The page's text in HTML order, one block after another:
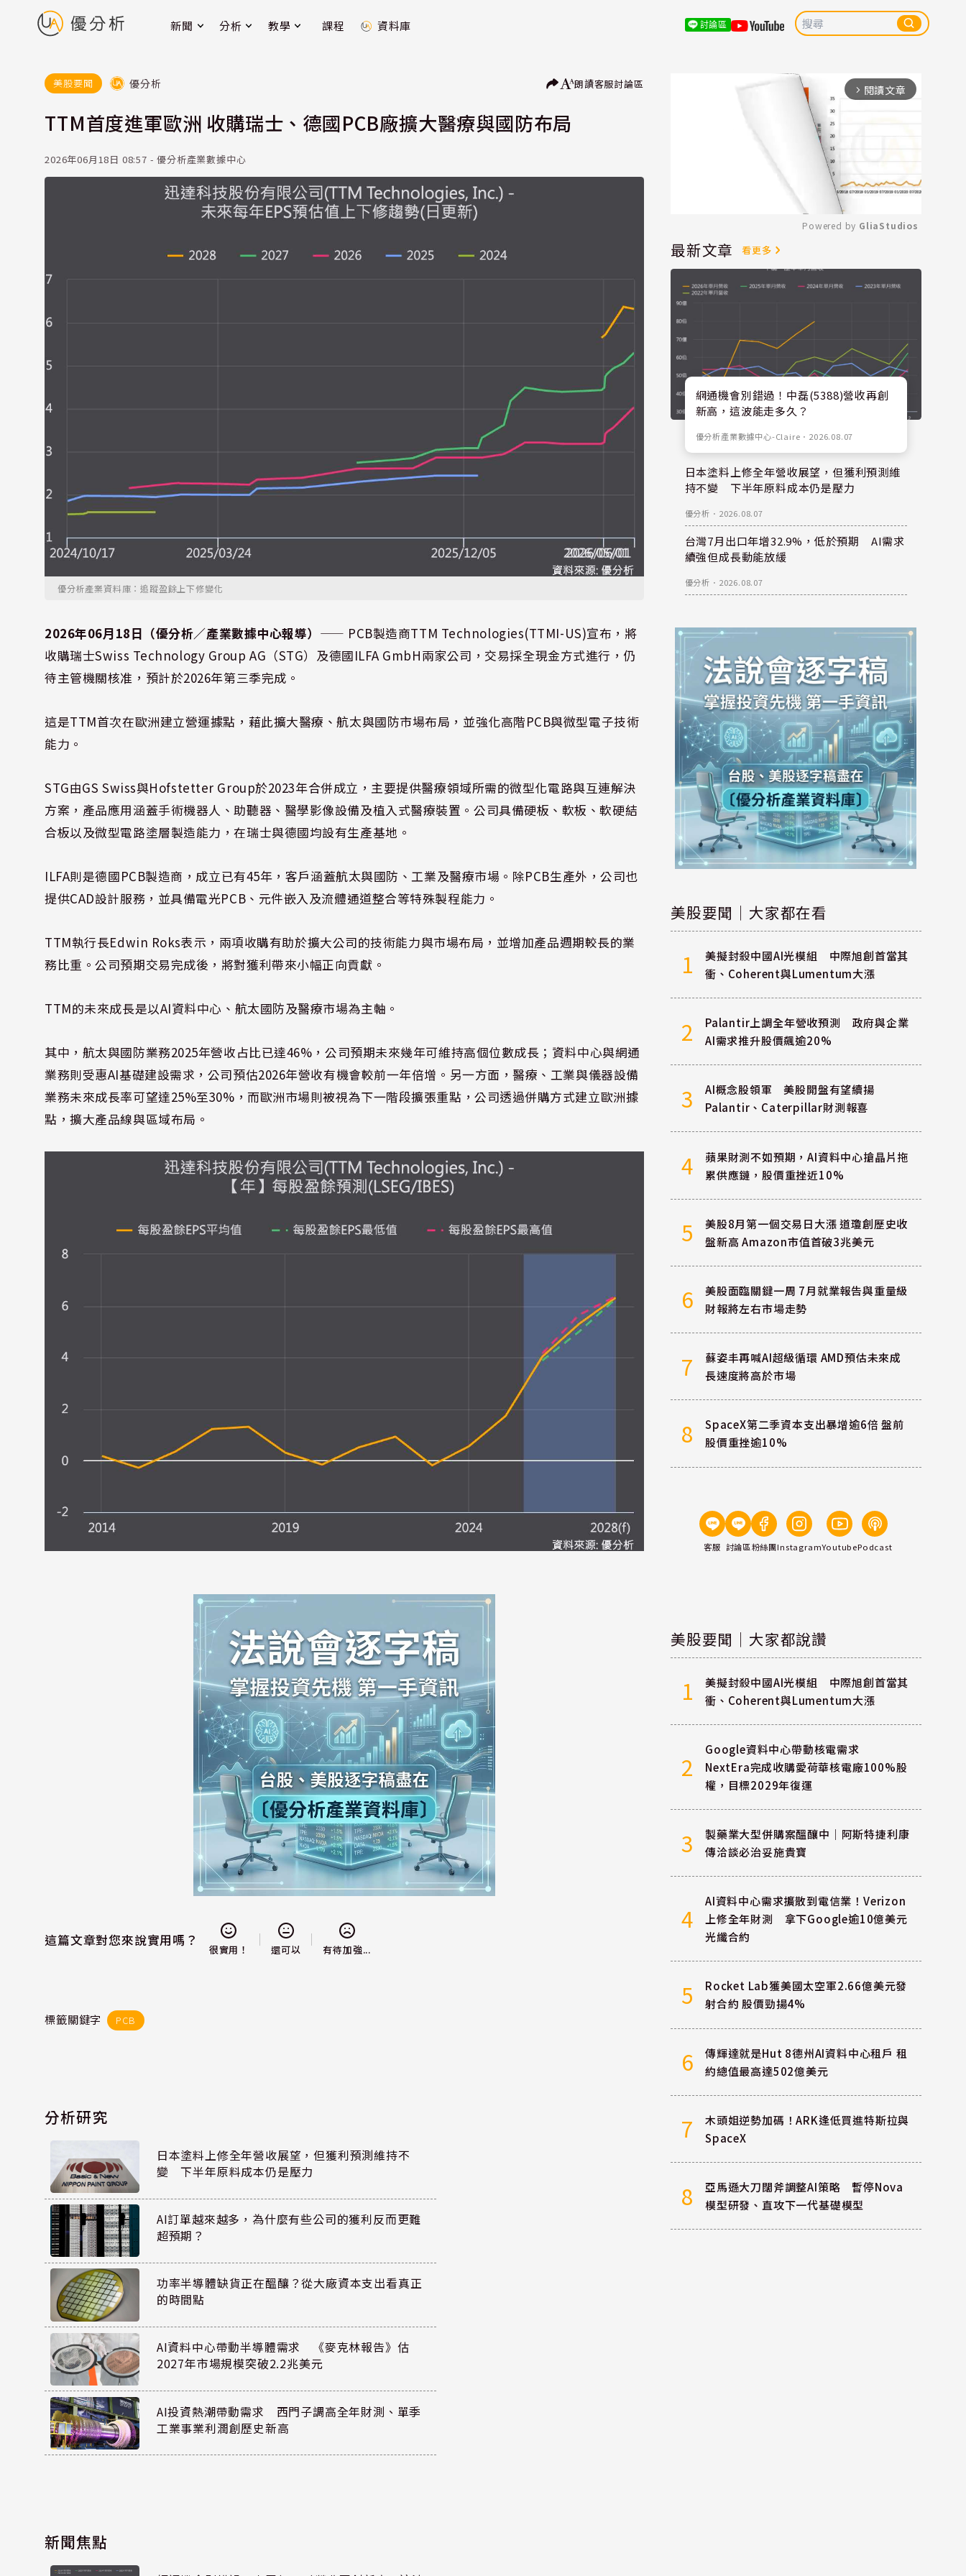
新聞 分析 教學 課程 資料庫 討論區
美股要聞 優分析 朗讀客服討論區
TTM首度進軍歐洲 收購瑞士、德國PCB廠擴大醫療與國防布局
2026年06月18日 08:57 - 優分析產業數據中心
優分析產業資料庫：追蹤盈餘上下修變化
2026年06月18日（優分析／產業數據中心報導） ⸺ PCB製造商TTM Technologies(TTMI-US)宣布，將
收購瑞士Swiss Technology Group AG（STG）及德國ILFA GmbH兩家公司，交易採全現金方式進行，仍
待主管機關核准，預計於2026年第三季完成。
這是TTM首次在歐洲建立營運據點，藉此擴大醫療、航太與國防市場布局，並強化高階PCB與微型電子技術
能力。
STG由GS Swiss與Hofstetter Group於2023年合併成立，主要提供醫療領域所需的微型化電路與互連解決
方案，產品應用涵蓋手術機器人、助聽器、醫學影像設備及植入式醫療裝置。公司具備硬板、軟板、軟硬結
合板以及微型電路塗層製造能力，在瑞士與德國均設有生產基地。
ILFA則是德國PCB製造商，成立已有45年，客戶涵蓋航太與國防、工業及醫療市場。除PCB生產外，公司也
提供CAD設計服務，並具備電光PCB、元件嵌入及流體通道整合等特殊製程能力。
TTM執行長Edwin Roks表示，兩項收購有助於擴大公司的技術能力與市場布局，並增加產品週期較長的業
務比重。公司預期交易完成後，將對獲利帶來小幅正向貢獻。
TTM的未來成長是以AI資料中心、航太國防及醫療市場為主軸。
其中，航太與國防業務2025年營收占比已達46%，公司預期未來幾年可維持高個位數成長；資料中心與網通
業務則受惠AI基礎建設需求，公司預估2026年營收有機會較前一年倍增。另一方面，醫療、工業與儀器設備
業務未來成長率可望達25%至30%，而歐洲市場則被視為下一階段擴張重點，公司透過併購方式建立歐洲據
點，擴大產品線與區域布局。
這篇文章對您來說實用嗎？
很實用！ 還可以 有待加強...
標籤關鍵字 PCB
分析研究
日本塗料上修全年營收展望，但獲利預測維持不
變 下半年原料成本仍是壓力
AI訂單越來越多，為什麼有些公司的獲利反而更難
超預期？
功率半導體缺貨正在醞釀？從大廠資本支出看真正
的時間點
AI資料中心帶動半導體需求 《麥克林報告》估
2027年市場規模突破2.2兆美元
AI投資熱潮帶動需求 西門子調高全年財測、單季
工業事業利潤創歷史新高
新聞焦點
arrow_forward_ios 閱讀文章
Mute
Powered by GliaStudios
最新文章 看更多
網通機會別錯過！中磊(5388)營收再創
新高，這波能走多久？
優分析產業數據中心-Claire ． 2026.08.07
日本塗料上修全年營收展望，但獲利預測維
持不變 下半年原料成本仍是壓力
優分析 ． 2026.08.07
台灣7月出口年增32.9%，低於預期 AI需求
續強但成長動能放緩
優分析 ． 2026.08.07
美股要聞｜大家都在看
1
美擬封殺中國AI光模組 中際旭創首當其
衝、Coherent與Lumentum大漲
2
Palantir上調全年營收預測 政府與企業
AI需求推升股價飆逾20%
3
AI概念股領軍 美股開盤有望續揚
Palantir、Caterpillar財測報喜
4
蘋果財測不如預期，AI資料中心搶晶片拖
累供應鏈，股價重挫近10%
5
美股8月第一個交易日大漲 道瓊創歷史收
盤新高 Amazon市值首破3兆美元
6
美股面臨關鍵一周 7月就業報告與重量級
財報將左右市場走勢
7
蘇姿丰再喊AI超級循環 AMD預估未來成
長速度將高於市場
8
SpaceX第二季資本支出暴增逾6倍 盤前
股價重挫逾10%
客服 討論區粉絲團InstagramYoutubePodcast
美股要聞｜大家都說讚
1
美擬封殺中國AI光模組 中際旭創首當其
衝、Coherent與Lumentum大漲
2
Google資料中心帶動核電需求
NextEra完成收購愛荷華核電廠100%股
權，目標2029年復運
3
製藥業大型併購案醞釀中｜阿斯特捷利康
傳洽談必治妥施貴寶
4
AI資料中心需求擴散到電信業！Verizon
上修全年財測 拿下Google逾10億美元
光纖合約
5
Rocket Lab獲美國太空軍2.66億美元發
射合約 股價勁揚4%
6
傳輝達就是Hut 8德州AI資料中心租戶 租
約總值最高達502億美元
7
木頭姐逆勢加碼！ARK逢低買進特斯拉與
SpaceX
8
亞馬遜大刀闊斧調整AI策略 暫停Nova
模型研發、直攻下一代基礎模型